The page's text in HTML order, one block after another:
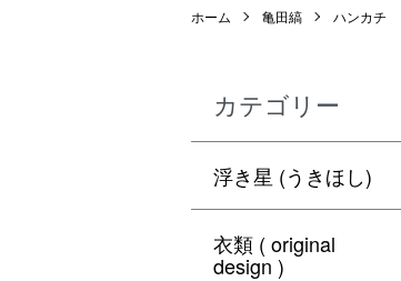
ホーム 亀田縞 ハンカチ
カテゴリー
浮き星 (うきほし)
衣類 ( original
design )